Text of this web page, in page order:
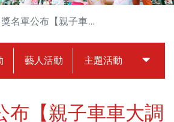
單公布【親子車車大調查 】LINE官方帳號快閃活動
藝人活動 主題活動 中獎名
布【親子車車大調